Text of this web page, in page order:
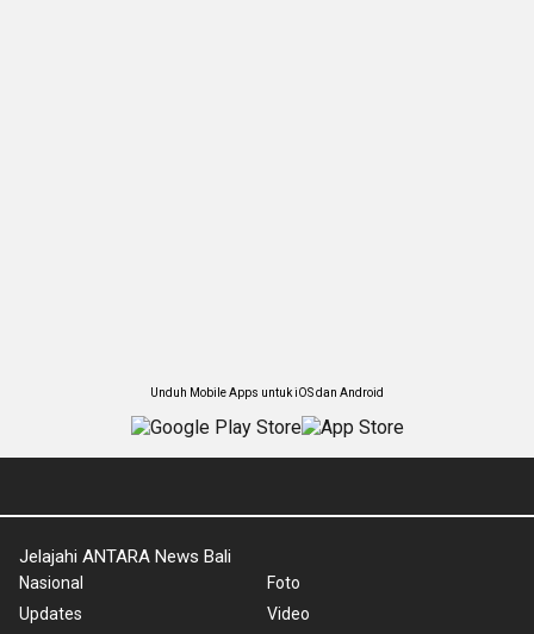
Unduh Mobile Apps untuk iOS dan Android
Jelajahi ANTARA News Bali
Nasional
Updates
Foto
Video